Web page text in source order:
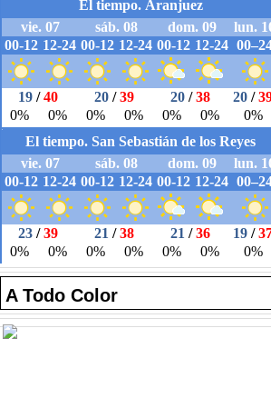
A Todo Color